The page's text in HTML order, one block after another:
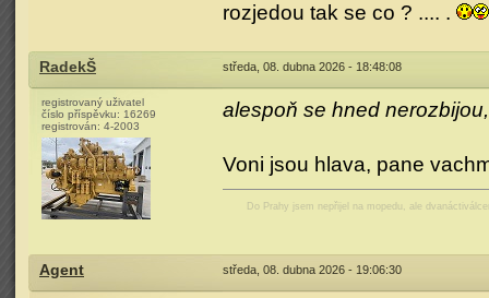
rozjedou tak se co ? .... .
RadekŠ středa, 08. dubna 2026 - 18:48:08
registrovaný uživatel
číslo příspěvku: 16269
registrován: 4-2003
alespoň se hned nerozbijou,
Voni jsou hlava, pane
Do Prahy jsem nepřijel na mopedu, ale
Agent středa, 08. dubna 2026 - 19:06:30